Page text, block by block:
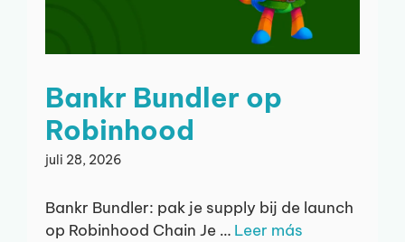
Bankr Bundler op
Robinhood
juli 28, 2026
Bankr Bundler: pak je supply bij de launch
op Robinhood Chain Je … Leer más